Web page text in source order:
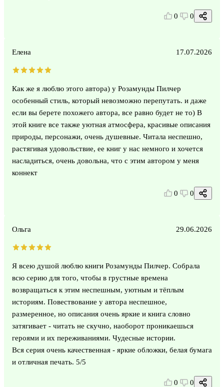
0 0
Елена 17.07.2026
Как же я люблю этого автора) у Розамунды Пилчер
особенный стиль, который невозможно перепутать. и даже
если вы берете похожего автора, все равно будет не то) В
этой книге все также уютная атмосфера, красивые описания
природы, персонажи, очень душевные. Читала неспешно,
растягивая удовольствие, ее книг у нас немного и хочется
насладиться, очень довольна, что с этим автором у меня
коннект
0 0
Ольга 29.06.2026
Я всею душой люблю книги Розамунды Пилчер. Собрала
всю серию для того, чтобы в грустные времена
возвращаться к этим неспешным, уютным и тёплым
историям. Повествование у автора неспешное,
размеренное, но описания очень яркие и книга словно
затягивает - читать не скучно, наоборот проникаешься
героями и их переживаниями. Чудесные истории.
Вся серия очень качественная - яркие обложки, белая бумага
и отличная печать. 5/5
0 0